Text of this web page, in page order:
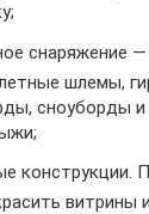
снаряжение
шлемы,
сноуборды и
конструкции.
витрины